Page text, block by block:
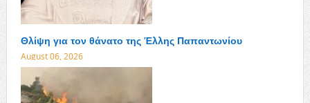
Θλίψη για τον θάνατο της Έλλης Παπαντωνίου
August 06, 2026